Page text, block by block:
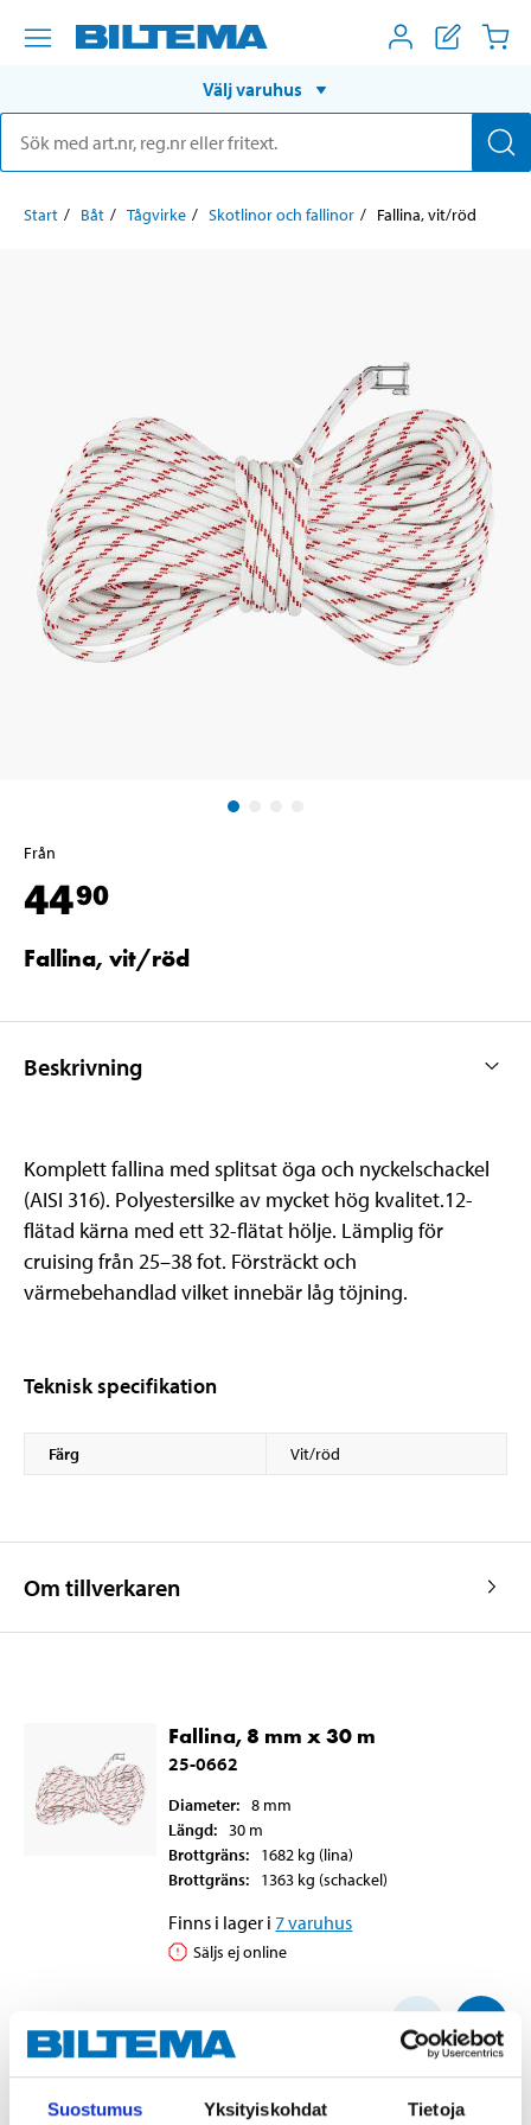
Suostumus Yksityiskohdat Tietoja
Välj varuhus
Start Båt Tågvirke Skotlinor och fallinor Fallina, vit/röd
Från
4490
Fallina, vit/röd
Beskrivning
Komplett fallina med splitsat öga och nyckelschackel
(AISI 316). Polyestersilke av mycket hög kvalitet.12-
flätad kärna med ett 32-flätat hölje. Lämplig för
cruising från 25–38 fot. Försträckt och
värmebehandlad vilket innebär låg töjning.
Teknisk specifikation
Färg Vit/röd
Om tillverkaren
Fallina, 8 mm x 30 m
25-0662
Diameter: 8 mm
Längd: 30 m
Brottgräns: 1682 kg (lina)
Brottgräns: 1363 kg (schackel)
Finns i lager i 7varuhus
Säljs ej online